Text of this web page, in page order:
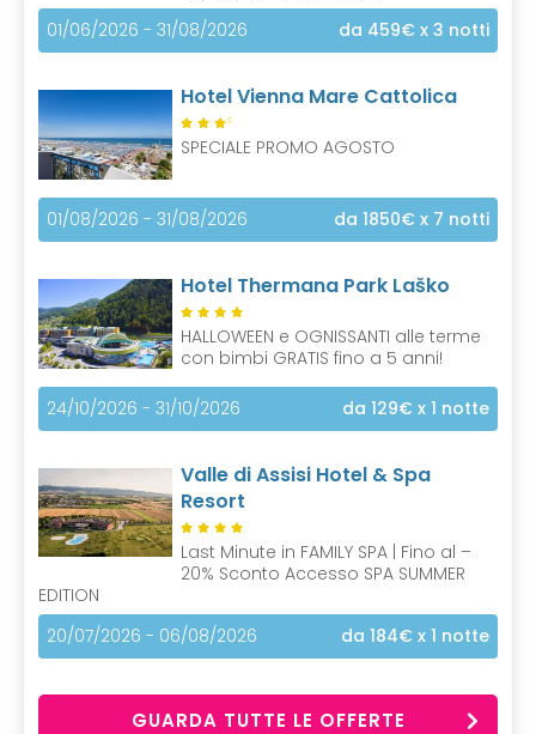
01/06/2026 - 31/08/2026
da 459€ x 3 notti
Hotel Vienna Mare Cattolica
S
SPECIALE PROMO AGOSTO
01/08/2026 - 31/08/2026 da 1850€ x 7 notti
Hotel Thermana Park Laško
HALLOWEEN e OGNISSANTI alle terme
con bimbi GRATIS fino a 5 anni!
24/10/2026 - 31/10/2026 da 129€ x 1 notte
Valle di Assisi Hotel & Spa
Resort
Last Minute in FAMILY SPA | Fino al –
20% Sconto Accesso SPA SUMMER
EDITION
20/07/2026 - 06/08/2026
da 184€ x 1 notte
GUARDA TUTTE LE OFFERTE